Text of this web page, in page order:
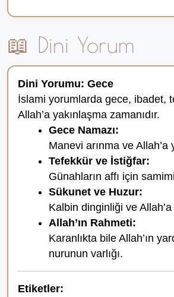
📖 Dini Yorum
Dini Yorumu: Gece
İslami yorumlarda gece, ibadet,
Allah’a yakınlaşma zamanıdır.
Gece Namazı:
Manevi arınma ve Allah’a
Tefekkür ve İstiğfar:
Günahların affı için
Sükunet ve Huzur:
Kalbin dinginliği ve
Allah’ın Rahmeti:
Karanlıkta bile Allah’ın
nurunun varlığı.
Etiketler: